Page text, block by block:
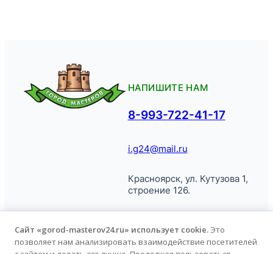
НАПИШИТЕ НАМ
8-993-722-41-17
i.g24@mail.ru
Красноярск, ул. Кутузова 1,
строение 126.
Сайт «gorod-masterov24.ru» использует cookie. Это
позволяет нам анализировать взаимодействие посетителей